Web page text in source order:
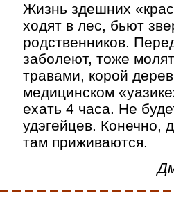
Жизнь здешних
ходят в лес, бьют
родственников.
заболеют, тоже
травами, корой
медицинском
ехать 4 часа. Не
удэгейцев. Конечно,
там приживаются.